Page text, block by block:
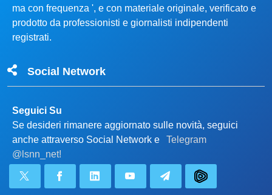
ma con frequenza ', e con materiale originale, verificato e
prodotto da professionisti e giornalisti indipendenti
registrati.
Social Network
Seguici Su
Se desideri rimanere aggiornato sulle novità, seguici
anche attraverso Social Network e
Telegram
@lsnn_net!